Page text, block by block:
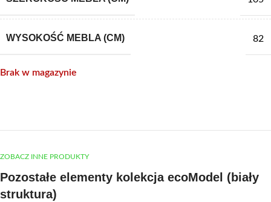
WYSOKOŚĆ MEBLA (CM) 82
Brak w magazynie
ZOBACZ INNE PRODUKTY
Pozostałe elementy kolekcja ecoModel (biały
struktura)